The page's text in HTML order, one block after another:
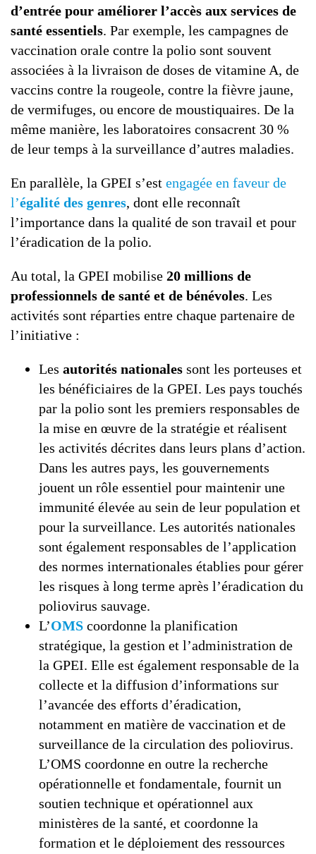
d’entrée pour améliorer l’accès aux services de
santé essentiels. Par exemple, les campagnes de
vaccination orale contre la polio sont souvent
associées à la livraison de doses de vitamine A, de
vaccins contre la rougeole, contre la fièvre jaune,
de vermifuges, ou encore de moustiquaires. De la
même manière, les laboratoires consacrent 30 %
de leur temps à la surveillance d’autres maladies.
En parallèle, la GPEI s’est engagée en faveur de
l’égalité des genres, dont elle reconnaît
l’importance dans la qualité de son travail et pour
l’éradication de la polio.
Au total, la GPEI mobilise 20 millions de
professionnels de santé et de bénévoles. Les
activités sont réparties entre chaque partenaire de
l’initiative :
Les autorités nationales sont les porteuses et
les bénéficiaires de la GPEI. Les pays touchés
par la polio sont les premiers responsables de
la mise en œuvre de la stratégie et réalisent
les activités décrites dans leurs plans d’action.
Dans les autres pays, les gouvernements
jouent un rôle essentiel pour maintenir une
immunité élevée au sein de leur population et
pour la surveillance. Les autorités nationales
sont également responsables de l’application
des normes internationales établies pour gérer
les risques à long terme après l’éradication du
poliovirus sauvage.
L’OMS coordonne la planification
stratégique, la gestion et l’administration de
la GPEI. Elle est également responsable de la
collecte et la diffusion d’informations sur
l’avancée des efforts d’éradication,
notamment en matière de vaccination et de
surveillance de la circulation des poliovirus.
L’OMS coordonne en outre la recherche
opérationnelle et fondamentale, fournit un
soutien technique et opérationnel aux
ministères de la santé, et coordonne la
formation et le déploiement des ressources